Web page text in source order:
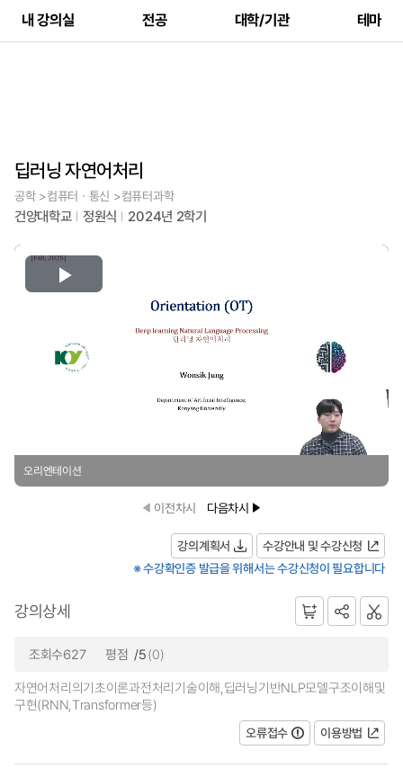
내 강의실 전공 대학/기관 테마
딥러닝 자연어처리
공학 >컴퓨터ㆍ통신 >컴퓨터과학
건양대학교 정원식 2024년 2학기
Play
오리엔테이션
이전차시 다음차시
강의계획서
수강안내 및 수강신청
※ 수강확인증 발급을 위해서는 수강신청이 필요합니다
강의상세
조회수627 평점 /5(0)
자연어처리의기초이론과전처리기술이해,딥러닝기반NLP모델구조이해및
구현(RNN,Transformer등)
오류접수
이용방법